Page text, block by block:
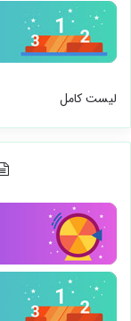
لیست کامل